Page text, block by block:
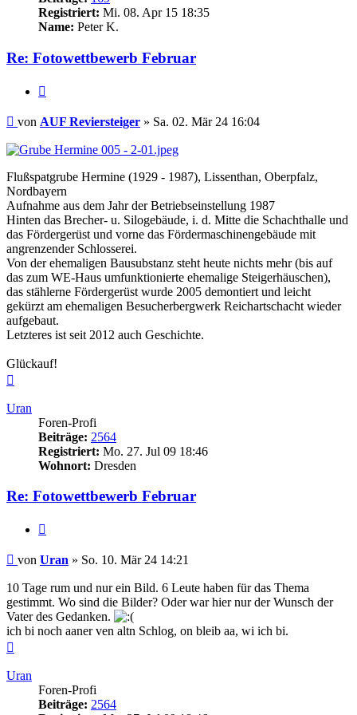
Registriert: Mi. 08. Apr 15 18:35
Name: Peter K.
Re: Fotowettbewerb Februar
Beitrag
von AUF Reviersteiger » Sa. 02. Mär 24 16:04
Flußspatgrube Hermine (1929 - 1987), Lissenthan, Oberpfalz,
Nordbayern
Aufnahme aus dem Jahr der Betriebseinstellung 1987
Hinten das Brecher- u. Silogebäude, i. d. Mitte die Schachthalle und
das Fördergerüst und vorne das Fördermaschinengebäude mit
angrenzender Schlosserei.
Von der ehemaligen Bausubstanz steht heute nichts mehr (bis auf
das zum WE-Haus umfunktionierte ehemalige Steigerhäuschen),
das stählerne Fördergerüst wurde 2005 demontiert und leicht
gekürzt am ehemaligen Besucherbergwerk Reichartschacht wieder
aufgebaut.
Letzteres ist seit 2012 auch Geschichte.
Glückauf!
Uran
Foren-Profi
Beiträge: 2564
Registriert: Mo. 27. Jul 09 18:46
Wohnort: Dresden
Re: Fotowettbewerb Februar
Beitrag
von Uran » So. 10. Mär 24 14:21
10 Tage rum und nur ein Bild. 6 Leute haben für das Thema
gestimmt. Wo sind die Bilder? Oder war hier nur der Wunsch der
Vater des Gedanken.
ich bi noch aaner ven altn Schlog, on bleib aa, wi ich bi.
Uran
Foren-Profi
Beiträge: 2564